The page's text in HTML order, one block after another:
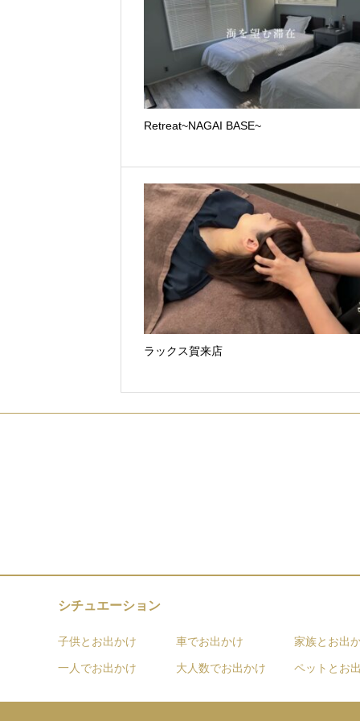
Retreat~NAGAI BASE~
ラックス賀来店
シチュエーション
子供とお出かけ 車でお出かけ 家族とお出
一人でお出かけ 大人数でお出かけ ペットとお